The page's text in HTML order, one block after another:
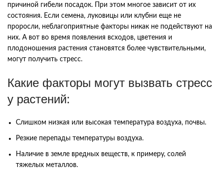
причиной гибели посадок. При этом многое зависит от их
состояния. Если семена, луковицы или клубни еще не
проросли, неблагоприятные факторы никак не подействуют на
них. А вот во время появления всходов, цветения и
плодоношения растения становятся более чувствительными,
могут получить стресс.
Какие факторы могут вызвать стресс
у растений:
Слишком низкая или высокая температура воздуха, почвы.
Резкие перепады температуры воздуха.
Наличие в земле вредных веществ, к примеру, солей
тяжелых металлов.